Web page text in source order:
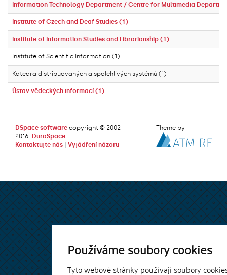
Používáme soubory cookies
Tyto webové stránky používají soubory
Information Technology Department / Centre for Multimedia
Institute of Czech and Deaf Studies (1)
Institute of Information Studies and Librarianship (1)
Institute of Scientific Information (1)
Katedra distribuovaných a spolehlivých systémů (1)
Ústav vědeckých informací (1)
DSpace software copyright © 2002-
2016
DuraSpace
Kontaktujte nás
Vyjádření názoru
Theme by